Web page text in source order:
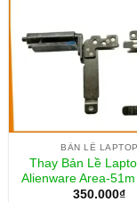
BẢN LỀ LAPTOP
Thay Bản Lề
Alienware Area-
350.000₫